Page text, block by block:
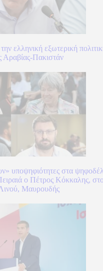
ελληνική εξωτερική
Αραβίας-Πακιστάν
υποψηφιότητες στα
ο Πέτρος Κόκκαλης,
Μαυρουδής